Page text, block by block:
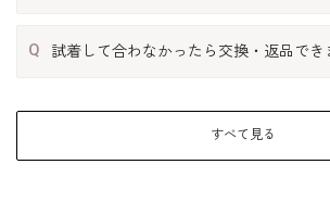
Q 試着して合わなかったら交換・返品でき
すべて見る